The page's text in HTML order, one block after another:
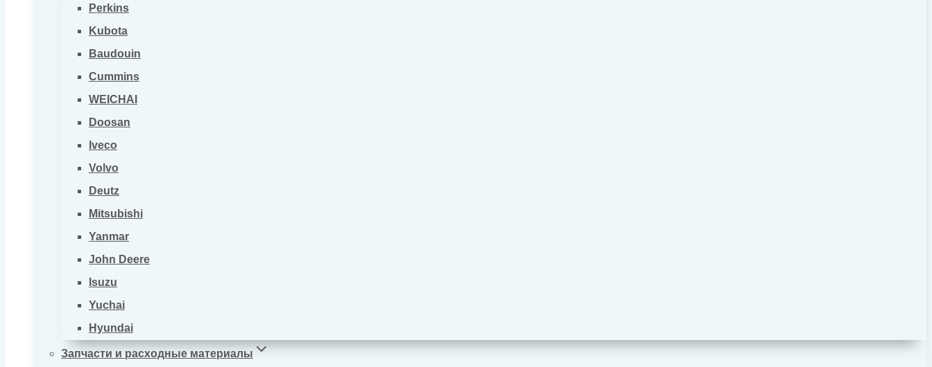
Perkins
Kubota
Baudouin
Cummins
WEICHAI
Doosan
Iveco
Volvo
Deutz
Mitsubishi
Yanmar
John Deere
Isuzu
Yuchai
Hyundai
Запчасти и расходные материалы